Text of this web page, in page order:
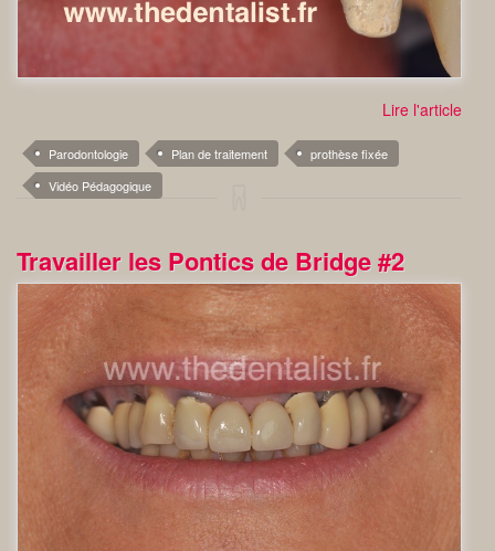
Lire l'article
Parodontologie Plan de traitement
prothèse fixée
Vidéo Pédagogique
Travailler les Pontics de Bridge #2